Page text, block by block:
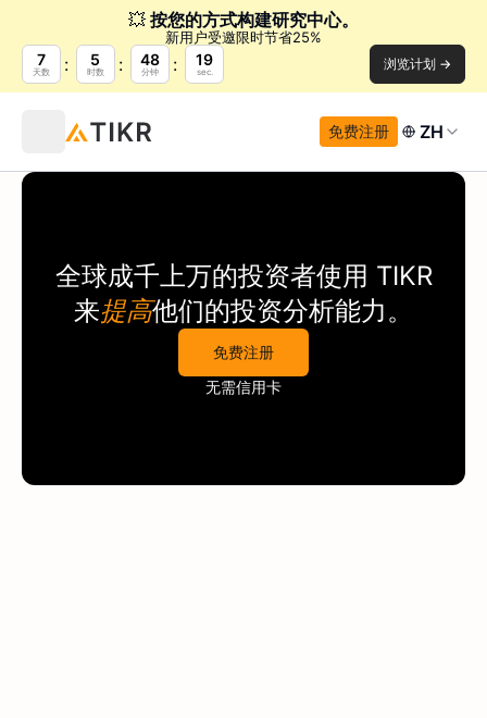
💥 按您的方式构建研究中心。
新用户受邀限时节省25%
7
天数
5
时数
48
分钟
19
sec. 浏览计划 →
免费注册 ZH
全球成千上万的投资者使用 TIKR
来提高他们的投资分析能力。
免费注册
无需信用卡